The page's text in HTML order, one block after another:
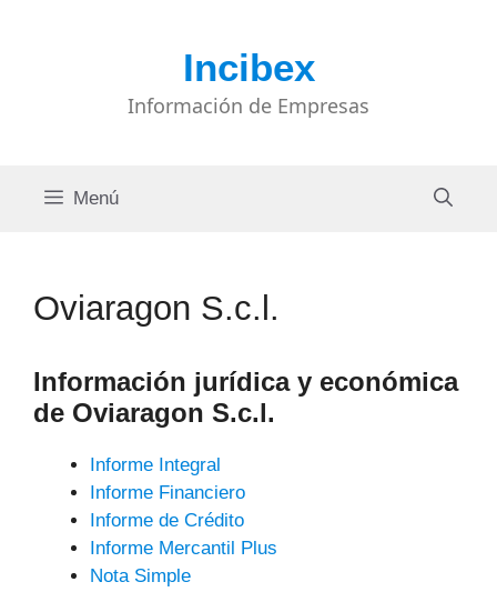
Incibex
Información de Empresas
Menú
Oviaragon S.c.l.
Información jurídica y económica
de Oviaragon S.c.l.
Informe Integral
Informe Financiero
Informe de Crédito
Informe Mercantil Plus
Nota Simple